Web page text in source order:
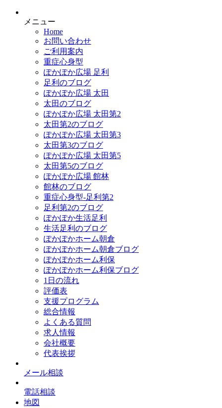
メニュー
Home
お問い合わせ
ご利用案内
重症心身型
ぽかぽか広場 足利
足利のブログ
ぽかぽか広場 太田
太田のブログ
ぽかぽか広場 太田第2
太田第2のブログ
ぽかぽか広場 太田第3
太田第3のブログ
ぽかぽか広場 太田第5
太田第5のブログ
ぽかぽか広場 館林
館林のブログ
重症心身型-足利第2
足利第2のブログ
ぽかぽか生活足利
生活足利のブログ
ぽかぽかホーム朝倉
ぽかぽかホーム朝倉ブログ
ぽかぽかホーム利保
ぽかぽかホーム利保ブログ
1日の流れ
評価表
支援プログラム
総合情報
よくある質問
求人情報
会社概要
代表挨拶
メール相談
電話相談
地図